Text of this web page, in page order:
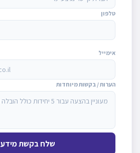
טלפון
אימייל
הערות / בקשות מיוחדות
שלח בקשת מידע